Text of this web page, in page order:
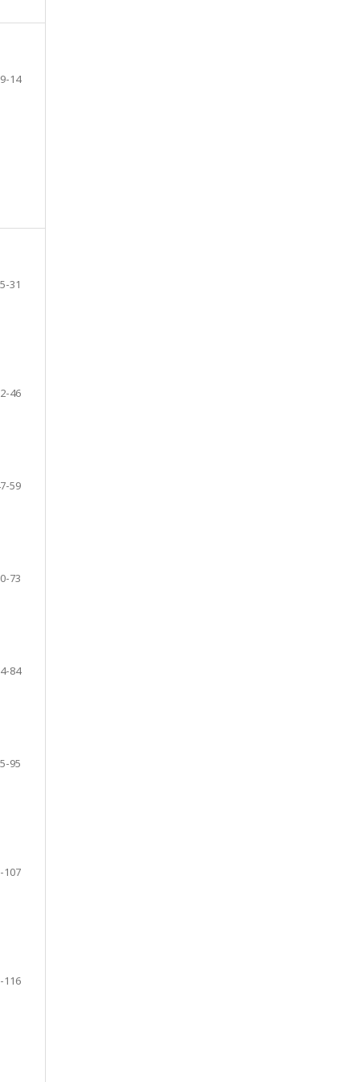
9-14
31
46
59
73
84
95
107
116